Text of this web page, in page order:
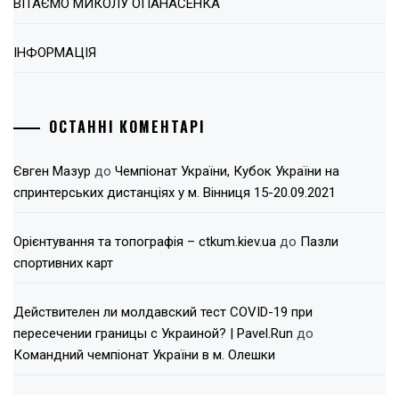
ІНФОРМАЦІЯ
ОСТАННІ КОМЕНТАРІ
Євген Мазур до Чемпіонат України, Кубок України на
спринтерських дистанціях у м. Вінниця 15-20.09.2021
Орієнтування та топографія – ctkum.kiev.ua до Пазли
спортивних карт
Действителен ли молдавский тест COVID-19 при
пересечении границы с Украиной? | Pavel.Run до
Командний чемпіонат України в м. Олешки